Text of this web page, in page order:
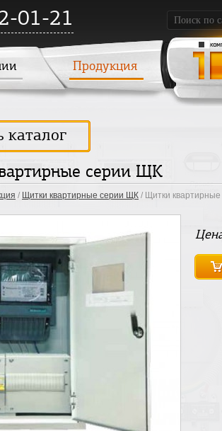
01-21
Продукция
каталог
серии ЩК
/ Щитки квартирные серии ЩК / Щитки